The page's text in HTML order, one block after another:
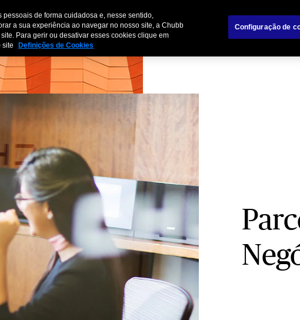
EmpresasParceiros de Negócios
de forma cuidadosa e, nesse sentido,
a sua experiência ao navegar no nosso site, a Chubb
Para gerir ou desativar esses cookies clique em
site
Definições de Cookies
Configuração de